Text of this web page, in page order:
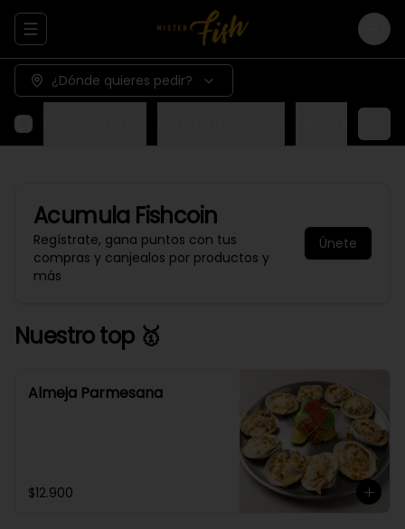
Abrir menu de navegación Login
¿Dónde quieres pedir?
Acumula Fishcoin
Regístrate, gana puntos con tus
compras y canjealos por productos y
más
Únete
Nuestro top 🥇
Almeja Parmesana
$12.900